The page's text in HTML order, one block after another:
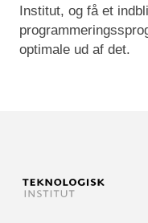
Institut, og få et
optimale ud af det.